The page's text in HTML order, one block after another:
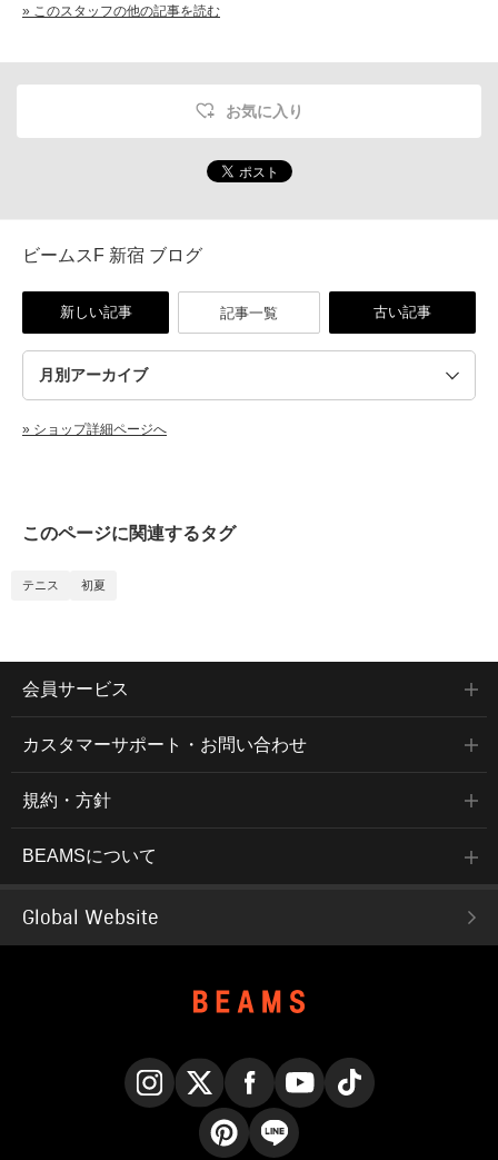
» このスタッフの他の記事を読む
お気に入り
ビームスF 新宿 ブログ
新しい記事 記事一覧 古い記事
» ショップ詳細ページへ
このページに関連するタグ
テニス 初夏
会員サービス
カスタマーサポート・お問い合わせ
規約・方針
BEAMSについて
Global Website